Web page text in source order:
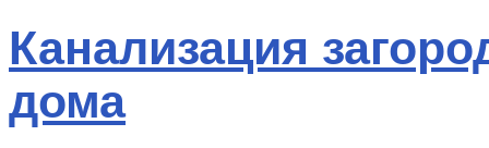
Канализация
дома